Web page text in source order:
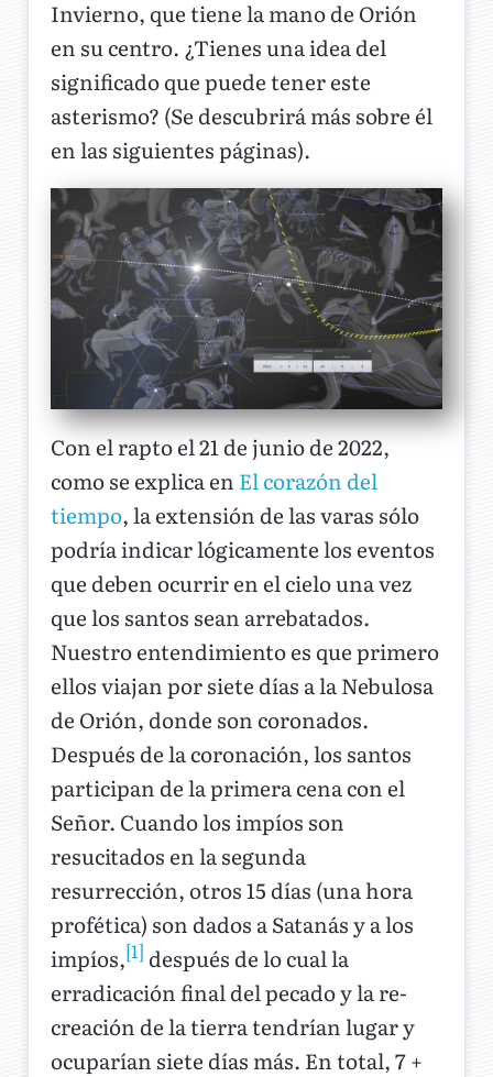
Invierno, que tiene la mano de Orión
en su centro. ¿Tienes una idea del
significado que puede tener este
asterismo? (Se descubrirá más sobre él
en las siguientes páginas).
Con el rapto el 21 de junio de 2022,
como se explica en El corazón del
tiempo, la extensión de las varas sólo
podría indicar lógicamente los eventos
que deben ocurrir en el cielo una vez
que los santos sean arrebatados.
Nuestro entendimiento es que primero
ellos viajan por siete días a la Nebulosa
de Orión, donde son coronados.
Después de la coronación, los santos
participan de la primera cena con el
Señor. Cuando los impíos son
resucitados en la segunda
resurrección, otros 15 días (una hora
profética) son dados a Satanás y a los
impíos,[1] después de lo cual la
erradicación final del pecado y la re-
creación de la tierra tendrían lugar y
ocuparían siete días más. En total, 7 +